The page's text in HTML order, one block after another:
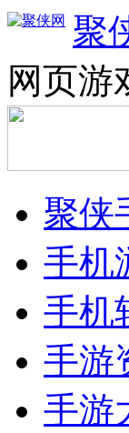
聚
网页游
聚侠
手机
手机
手游
手游